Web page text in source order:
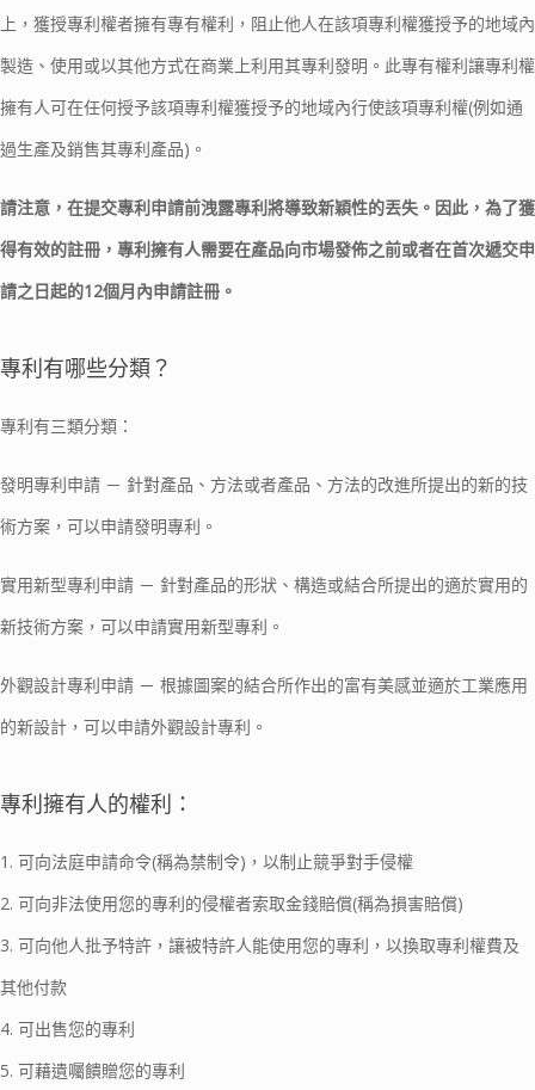
上，獲授專利權者擁有專有權利，阻止他人在該項專利權獲授予的地域內
製造、使用或以其他方式在商業上利用其專利發明。此專有權利讓專利權
擁有人可在任何授予該項專利權獲授予的地域內行使該項專利權(例如通
過生產及銷售其專利產品)。
請注意，在提交專利申請前洩露專利將導致新穎性的丟失。因此，為了獲
得有效的註冊，專利擁有人需要在產品向市場發佈之前或者在首次遞交申
請之日起的12個月內申請註冊。
專利有哪些分類？
專利有三類分類：
發明專利申請 － 針對產品、方法或者產品、方法的改進所提出的新的技
術方案，可以申請發明專利。
實用新型專利申請 － 針對產品的形狀、構造或結合所提出的適於實用的
新技術方案，可以申請實用新型專利。
外觀設計專利申請 － 根據圖案的結合所作出的富有美感並適於工業應用
的新設計，可以申請外觀設計專利。
專利擁有人的權利：
1. 可向法庭申請命令(稱為禁制令)，以制止競爭對手侵權
2. 可向非法使用您的專利的侵權者索取金錢賠償(稱為損害賠償)
3. 可向他人批予特許，讓被特許人能使用您的專利，以換取專利權費及
其他付款
4. 可出售您的專利
5. 可藉遺囑饋贈您的專利